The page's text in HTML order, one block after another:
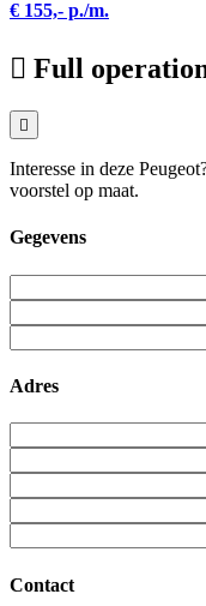
€ 155,- p./m.
Full
Interesse in deze
voorstel op maat.
Gegevens
Adres
Contact